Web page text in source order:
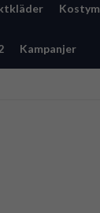
Kostym
Kampanjer